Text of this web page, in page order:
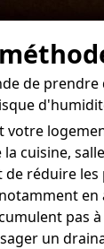
de
cuisine,
de réduire
un